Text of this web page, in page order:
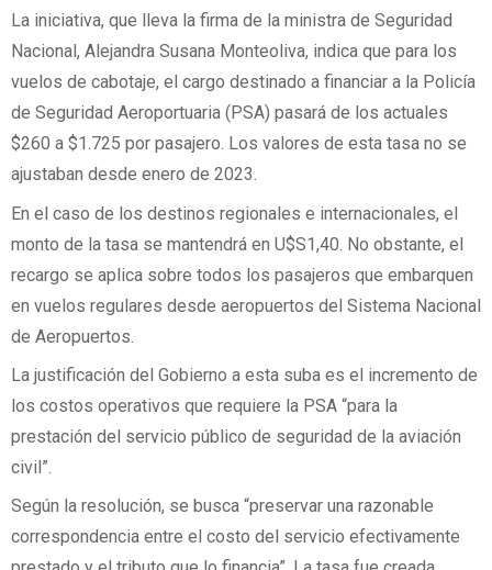
La iniciativa, que lleva la firma de la ministra de Seguridad
Nacional, Alejandra Susana Monteoliva, indica que para los
vuelos de cabotaje, el cargo destinado a financiar a la Policía
de Seguridad Aeroportuaria (PSA) pasará de los actuales
$260 a $1.725 por pasajero. Los valores de esta tasa no se
ajustaban desde enero de 2023.
En el caso de los destinos regionales e internacionales, el
monto de la tasa se mantendrá en U$S1,40. No obstante, el
recargo se aplica sobre todos los pasajeros que embarquen
en vuelos regulares desde aeropuertos del Sistema Nacional
de Aeropuertos.
La justificación del Gobierno a esta suba es el incremento de
los costos operativos que requiere la PSA “para la
prestación del servicio público de seguridad de la aviación
civil”.
Según la resolución, se busca “preservar una razonable
correspondencia entre el costo del servicio efectivamente